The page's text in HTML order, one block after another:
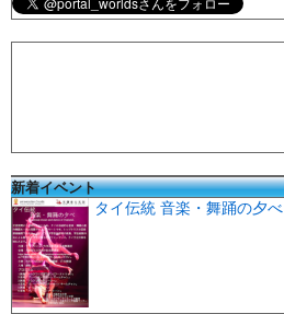
新着イベント
タイ伝統 音楽・舞踊の夕べ